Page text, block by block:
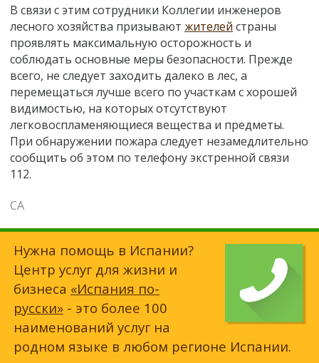
В связи с этим сотрудники Коллегии инженеров
лесного хозяйства призывают жителей страны
проявлять максимальную осторожность и
соблюдать основные меры безопасности. Прежде
всего, не следует заходить далеко в лес, а
перемещаться лучше всего по участкам с хорошей
видимостью, на которых отсутствуют
легковоспламеняющиеся вещества и предметы.
При обнаружении пожара следует незамедлительно
сообщить об этом по телефону экстренной связи
112.
СА
Нужна помощь в Испании?
Центр услуг для жизни и
бизнеса «Испания по-
русски» - это более 100
наименований услуг на
родном языке в любом регионе Испании.